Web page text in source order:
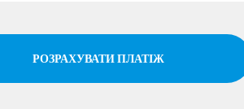
РОЗРАХУВАТИ ПЛАТІЖ